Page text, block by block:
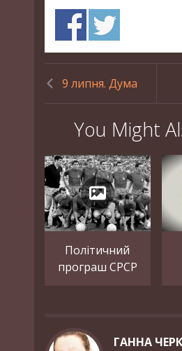
9 липня. Дума
You Might
Політичний
програш СРСР
ГАННА